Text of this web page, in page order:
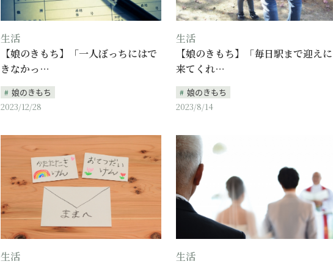
生活
【娘のきもち】「一人ぼっちにはで
きなかっ…
娘のきもち
2023/12/28
生活
【娘のきもち】「毎日駅まで迎えに
来てくれ…
娘のきもち
2023/8/14
生活
生活